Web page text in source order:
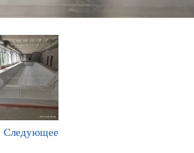
Следующее